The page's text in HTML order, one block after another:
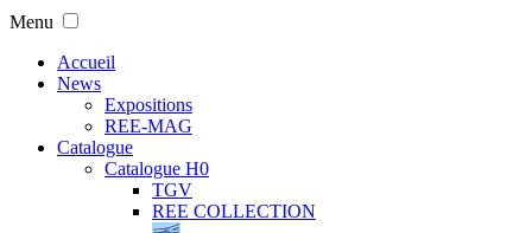
Menu
Accueil
News
Expositions
REE-MAG
Catalogue
Catalogue H0
TGV
REE COLLECTION